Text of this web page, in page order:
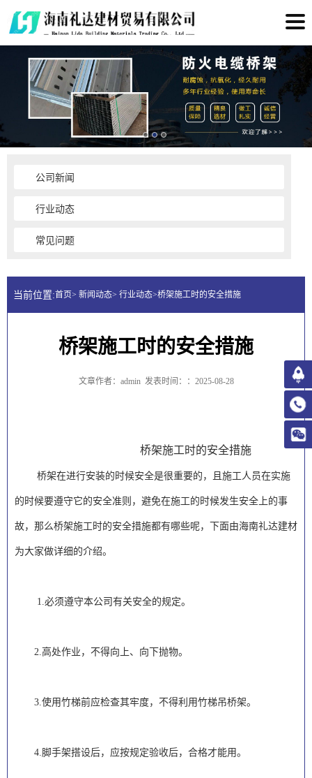
公司新闻
行业动态
常见问题
当前位置:首页> 新闻动态> 行业动态>桥架施工时的安全措施
桥架施工时的安全措施
文章作者：admin 发表时间：：2025-08-28
桥架施工时的安全措施
桥架在进行安装的时候安全是很重要的，且施工人员在实施
的时候要遵守它的安全准则，避免在施工的时候发生安全上的事
故，那么桥架施工时的安全措施都有哪些呢，下面由海南礼达建材
为大家做详细的介绍。
1.必须遵守本公司有关安全的规定。
2.高处作业，不得向上、向下抛物。
3.使用竹梯前应检查其牢度，不得利用竹梯吊桥架。
4.脚手架搭设后，应按规定验收后，合格才能用。